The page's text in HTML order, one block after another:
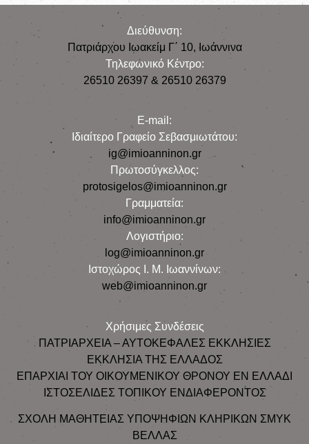
Διεύθυνση:
Πατριάρχου Ιωακείμ Γ΄ 10, Iωάννινα
Τηλεφωνικό Κέντρο:
26510 26397 & 26510 26379
E-mail:
Iδιαίτερο Γραφείο Σεβασμιωτάτου:
ig@imioanninon.gr
Πρωτοσύγκελλος:
protosigelos@imioanninon.gr
Γραμματεία:
info@imioanninon.gr
Λογιστήριο:
log@imioanninon.gr
Ιστοχώρος Ι. Μ. Ιωαννίνων:
web@imioanninon.gr
Χρήσιμες Συνδέσεις
ΠΑΤΡΙΑΡΧΕΙΑ – ΑΥΤΟΚΕΦΑΛΕΣ ΕΚΚΛΗΣΙΕΣ
ΕΚΚΛΗΣΙΑ ΤΗΣ ΕΛΛΑΔΟΣ
ΕΠΑΡΧΙΑΙ ΤΟΥ ΟΙΚΟΥΜΕΝΙΚΟΥ ΘΡΟΝΟΥ ΕΝ ΕΛΛΑΔΙ
ΙΣΤΟΣΕΛΙΔΕΣ ΤΟΠΙΚΟΥ ΕΝΔΙΑΦΕΡΟΝΤΟΣ
ΣΧΟΛΗ ΜΑΘΗΤΕΙΑΣ ΥΠΟΨΗΦΙΩΝ ΚΛΗΡΙΚΩΝ ΣΜΥΚ
ΒΕΛΛΑΣ